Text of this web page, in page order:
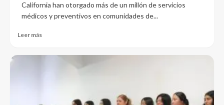
California han otorgado más de un millón de servicios
médicos y preventivos en comunidades de...
Leer más